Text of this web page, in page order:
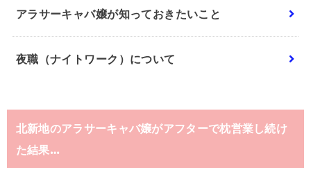
アラサーキャバ嬢が知っておきたいこと
夜職（ナイトワーク）について
北新地のアラサーキャバ嬢がアフターで枕営業し続け
た結果…